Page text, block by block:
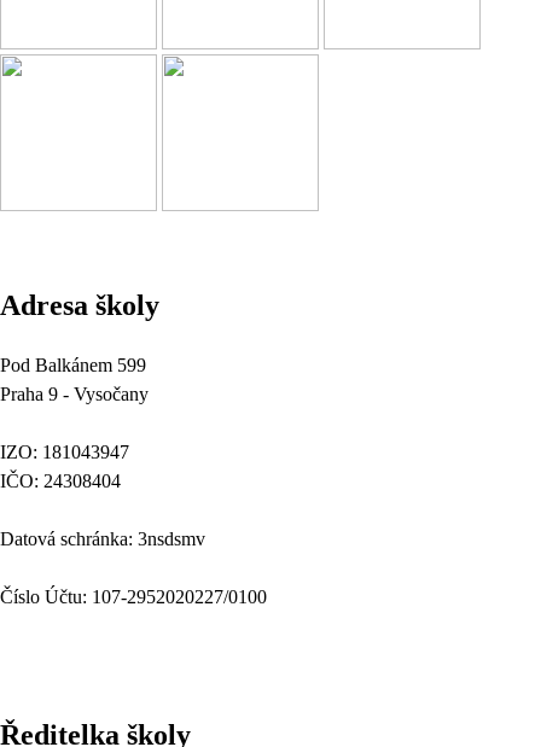
Adresa školy
Pod Balkánem 599
Praha 9 - Vysočany
IZO: 181043947
IČO: 24308404
Datová schránka: 3nsdsmv
Číslo Účtu: 107-2952020227/0100
Ředitelka školy